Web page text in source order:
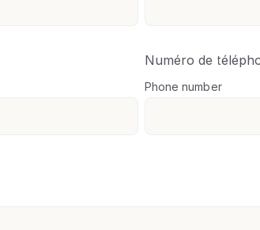
Numéro de
Phone number